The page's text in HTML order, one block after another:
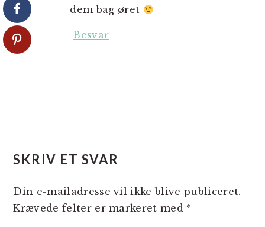
dem bag øret
Besvar
SKRIV ET SVAR
Din e-mailadresse vil ikke blive publiceret.
Krævede felter er markeret med *